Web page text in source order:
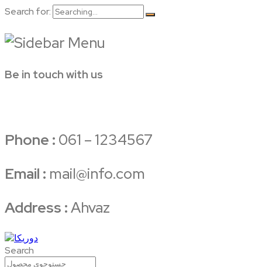
Search for:
Be in touch with us
Phone : 061 – 1234567
Email : mail@info.com
Address :Ahvaz
Search